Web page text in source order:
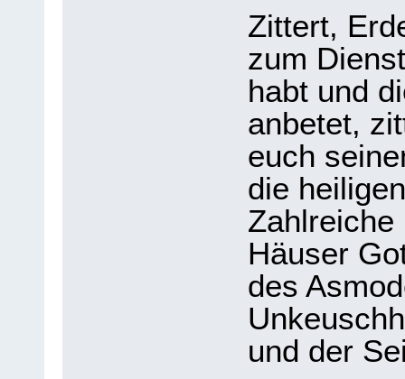
Zittert,
zum
habt und
anbetet,
euch
die
Häuser
des
und der